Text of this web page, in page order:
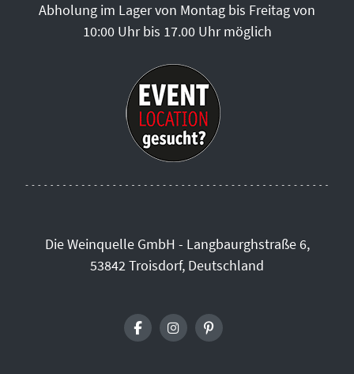
Abholung im Lager von Montag bis Freitag von
10:00 Uhr bis 17.00 Uhr möglich
Die Weinquelle GmbH - Langbaurghstraße 6,
53842 Troisdorf, Deutschland